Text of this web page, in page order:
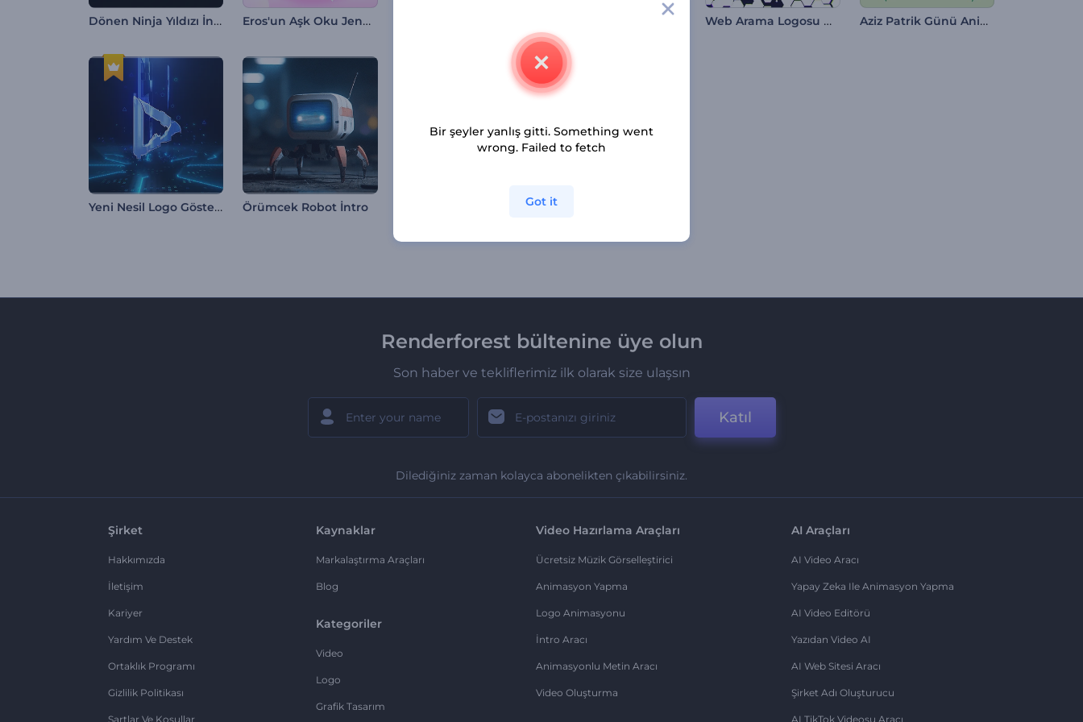
Dönen Ninja Yıldızı İntro Eros'un Aşk Oku Jeneriği Web Arama Logosu Gösterimi Aziz Patrik Günü Animasyonları
Yeni Nesil Logo Gösterimi Örümcek Robot İntro Parlak Krom Logo Gösterimi Dövme Titanyum İntro
Renderforest bültenine üye olun
Son haber ve tekliflerimiz ilk olarak size ulaşsın
Katıl
Dilediğiniz zaman kolayca abonelikten çıkabilirsiniz.
Şirket
Hakkımızda
İletişim
Kariyer
Yardım Ve Destek
Ortaklık Programı
Gizlilik Politikası
Şartlar Ve Koşullar
Kaynaklar
Markalaştırma Araçları
Blog
Kategoriler
Video
Logo
Grafik Tasarım
Video Hazırlama Araçları
Ücretsiz Müzik Görselleştirici
Animasyon Yapma
Logo Animasyonu
İntro Aracı
Animasyonlu Metin Aracı
Video Oluşturma
AI Araçları
AI Video Aracı
Yapay Zeka Ile Animasyon Yapma
AI Video Editörü
Yazıdan Video AI
AI Web Sitesi Aracı
Şirket Adı Oluşturucu
AI TikTok Videosu Aracı
Bir şeyler yanlış gitti. Something went
wrong. Failed to fetch
Got it